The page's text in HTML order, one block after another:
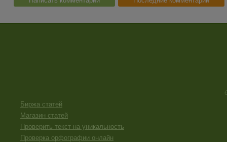
Биржа статей
Магазин статей
Проверить текст на уникальность
Проверка орфографии онлайн